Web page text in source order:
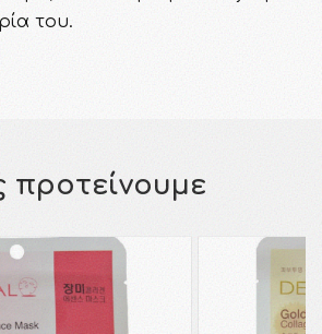
του.
προτείνουμε